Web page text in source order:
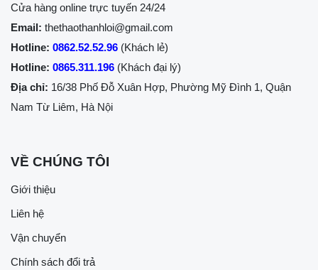
Cửa hàng online trực tuyến 24/24
Email: thethaothanhloi@gmail.com
Hotline: 0862.52.52.96 (Khách lẻ)
Hotline: 0865.311.196 (Khách đại lý)
Địa chỉ: 16/38 Phố Đỗ Xuân Hợp, Phường Mỹ Đình 1, Quận
Nam Từ Liêm, Hà Nội
VỀ CHÚNG TÔI
Giới thiệu
Liên hệ
Vận chuyển
Chính sách đổi trả